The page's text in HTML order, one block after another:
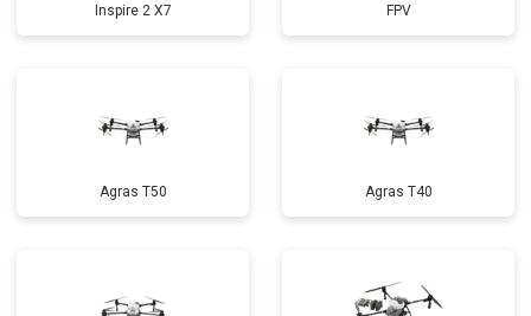
Inspire 2 X7 FPV
Agras T50 Agras T40